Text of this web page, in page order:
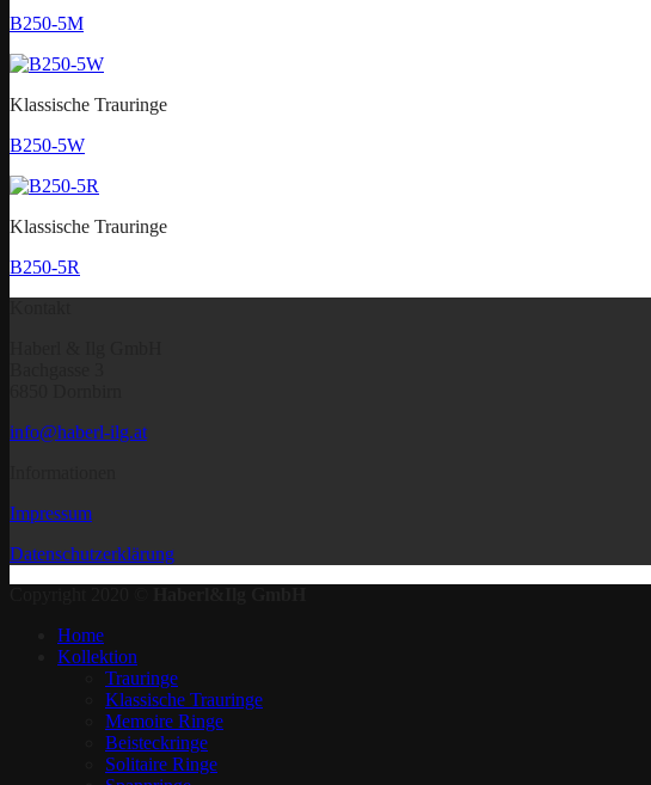
B250-5M
Klassische Trauringe
B250-5W
Klassische Trauringe
B250-5R
info@haberl-ilg.at
Impressum
Datenschutzerklärung
Home
Kollektion
Trauringe
Klassische Trauringe
Memoire Ringe
Beisteckringe
Solitaire Ringe